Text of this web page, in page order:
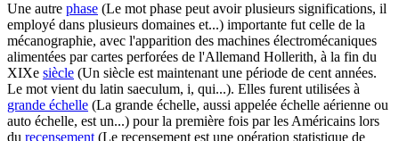
Une autre phase (Le mot phase peut avoir plusieurs significations, il
employé dans plusieurs domaines et...) importante fut celle de la
mécanographie, avec l'apparition des machines électromécaniques
alimentées par cartes perforées de l'Allemand Hollerith, à la fin du
XIXe siècle (Un siècle est maintenant une période de cent années.
Le mot vient du latin saeculum, i, qui...). Elles furent utilisées à
grande échelle (La grande échelle, aussi appelée échelle aérienne ou
auto échelle, est un...) pour la première fois par les Américains lors
du recensement (Le recensement est une opération statistique de